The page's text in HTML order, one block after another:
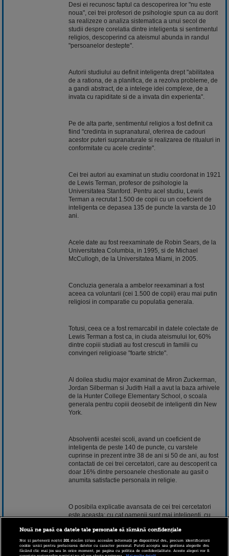
Desi ei recunosc faptul ca descoperirea lor "nu este
noua", cei trei profesori de psihologie spun ca au dorit
sa realizeze o analiza sistematica a unui secol de
studii despre corelatia dintre inteligenta si sentimentul
religios, descoperind ca ateismul abunda in randul
"persoanelor destepte".
Autorii studiului au definit inteligenta drept "abilitatea
de a rationa, de a planifica, de a rezolva probleme, de
a gandi abstract, de a intelege idei complexe, de a
invata cu rapiditate si de a invata din experienta".
Pe de alta parte, sentimentul religios a fost definit ca
fiind "credinta in supranatural, oferirea de cadouri
acestor puteri supranaturale si realizarea de ritualuri in
conformitate cu acele credinte".
Cei trei autori au examinat un studiu coordonat in 1921
de Lewis Terman, profesor de psihologie la
Universitatea Stanford. Pentru acel studiu, Lewis
Terman a recrutat 1.500 de copii cu un coeficient de
inteligenta ce depasea 135 de puncte la varsta de 10
ani.
Acele date au fost reexaminate de Robin Sears, de la
Universitatea Columbia, in 1995, si de Michael
McCullogh, de la Universitatea Miami, in 2005.
Concluzia generala a ambelor reexaminari a fost
aceea ca voluntarii (cei 1.500 de copii) erau mai putin
religiosi in comparatie cu populatia generala.
Totusi, ceea ce a fost remarcabil in datele colectate de
Lewis Terman a fost ca, in ciuda ateismului lor, 60%
dintre copiii studiati au fost crescuti in familii cu
convingeri religioase "foarte stricte".
Al doilea studiu major examinat de Miron Zuckerman,
Jordan Silberman si Judith Hall a avut la baza arhivele
de la Hunter College Elementary School, o scoala
generala pentru copiii deosebit de inteligenti din New
York.
Absolventii acestei scoli, avand un coeficient de
inteligenta de peste 140 de puncte, cu varstele
cuprinse in prezent intre 38 de ani si 50 de ani, au fost
contactati de cei trei cercetatori, care au descoperit ca
doar 16% dintre persoanele chestionate au gasit o
anumita satisfactie personala in religie.
O posibila explicatie avansata de cei trei cercetatori
este aceasta: cu cat oamenii sunt mai inteligenti, cu
aceea, rezista mai mult in fata dogmei religioase.
Nouă ne pasă ca datele tale personale să rămână confidențiale
Noi și partenerii noștri201stocăm și/sau accesăm informații pe dispozitivul dvs., precum identificatorii
cookie unici pentru prelucrarea datelor cu caracter personal. Puteți accepta sau gestiona alegerile dvs.
făcând clic mai jos sau în orice moment, pe pagina cu politica de confidențialitate. Aceste alegeri vor fi